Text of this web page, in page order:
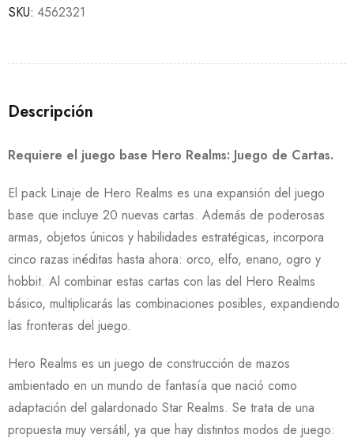
SKU: 4562321
Descripción
Requiere el juego base Hero Realms: Juego de Cartas.
El pack Linaje de Hero Realms es una expansión del juego
base que incluye 20 nuevas cartas. Además de poderosas
armas, objetos únicos y habilidades estratégicas, incorpora
cinco razas inéditas hasta ahora: orco, elfo, enano, ogro y
hobbit. Al combinar estas cartas con las del Hero Realms
básico, multiplicarás las combinaciones posibles, expandiendo
las fronteras del juego.
Hero Realms es un juego de construcción de mazos
ambientado en un mundo de fantasía que nació como
adaptación del galardonado Star Realms. Se trata de una
propuesta muy versátil, ya que hay distintos modos de juego: